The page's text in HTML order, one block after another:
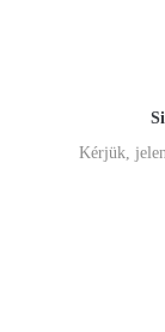
Kérjük,